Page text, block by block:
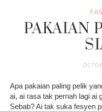
PAKAIAN
Apa pakaian paling pelik
ai, ai rasa tak pernah lagi ai
Sebab? Ai tak suka fesyen